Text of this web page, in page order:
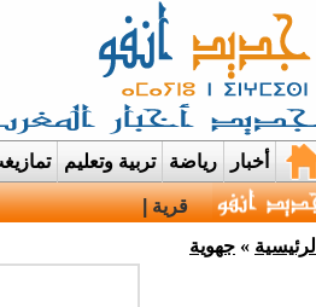
أخبار رياضة تربية وتعليم
قرية إيمي نواسيف
الرئيسية » جهوية